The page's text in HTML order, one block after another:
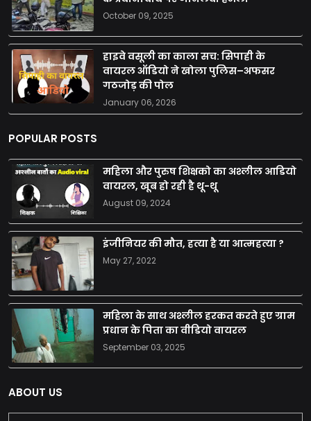
October 09, 2025
हाइवे वसूली का काला सच: सिपाही के
वायरल ऑडियो ने खोला पुलिस–अफसर
गठजोड़ की पोल
January 06, 2026
POPULAR POSTS
महिला और पुरुष शिक्षको का अश्लील आडियो
वायरल, खूब हो रही है थू-थू
August 09, 2024
इंजीनियर की मौत, हत्या है या आत्महत्या ?
May 27, 2022
महिला के साथ अश्लील हरकत करते हुए ग्राम
प्रधान के पिता का वीडियो वायरल
September 03, 2025
ABOUT US